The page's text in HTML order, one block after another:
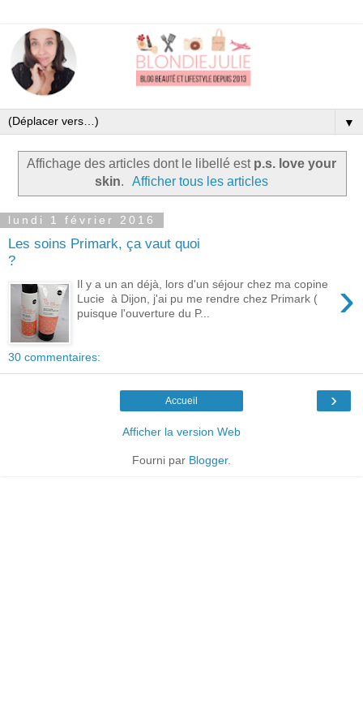
▼
Affichage des articles dont le libellé est p.s. love your
skin. Afficher tous les articles
lundi 1 février 2016
Les soins Primark, ça vaut quoi
?
›
Il y a un an déjà, lors d'un séjour chez ma copine
Lucie à Dijon, j'ai pu me rendre chez Primark (
puisque l'ouverture du P...
30 commentaires:
›
Accueil
Afficher la version Web
Fourni par Blogger.